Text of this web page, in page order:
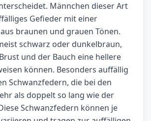
Männchen dieser Art
Gefieder mit einer
braunen und grauen Tönen.
schwarz oder dunkelbraun,
und der Bauch eine hellere
können. Besonders auffällig
Schwanzfedern, die bei den
als doppelt so lang wie der
Schwanzfedern können je